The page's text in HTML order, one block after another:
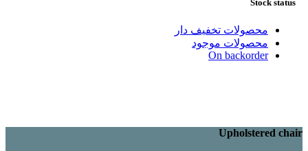
Stock status
محصولات تخفیف دار
محصولات موجود
On backorder
Upholstered chair